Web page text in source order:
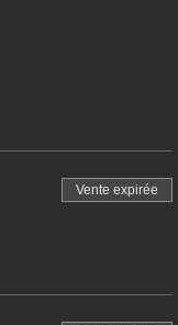
Vente expirée